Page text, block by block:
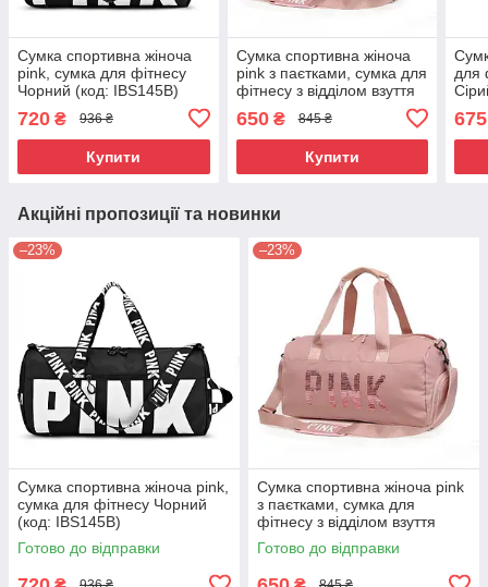
Сумка спортивна жіноча
pink, сумка для фітнесу
Чорний (код: IBS145B)
720 ₴ 936 ₴
Купити
Сумка спортивна жіноча
pink з паєтками, сумка для
фітнесу з відділом взуття
650₴ 845 ₴
Купити
для
675
Акційні пропозиції та новинки
–23%
Сумка спортивна жіноча pink,
сумка для фітнесу Чорний
(код: IBS145B)
Готово до відправки
–23%
Сумка спортивна жіноча pink
з паєтками, сумка для
фітнесу з відділом взуття
Рожева ( код: IBS143P )
Готово до відправки